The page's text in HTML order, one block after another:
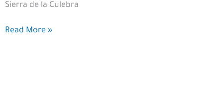
Sierra de la Culebra
Estudio
Read More »